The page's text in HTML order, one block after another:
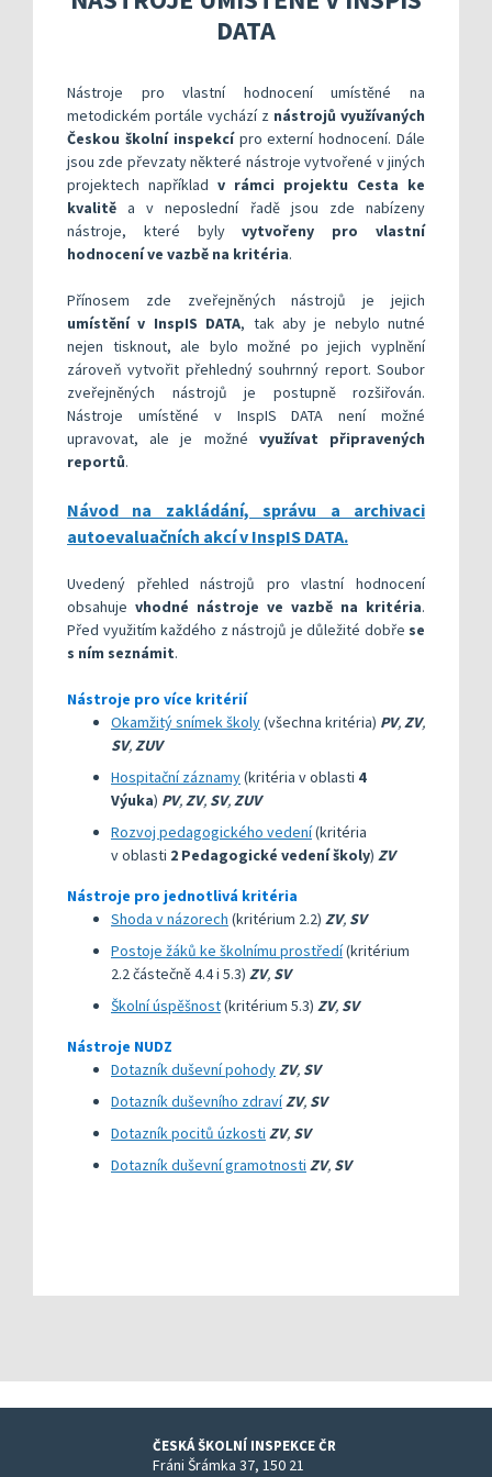
Další náměty pro realizaci vlastního hodnocení
Přehled nástrojů podle kritérií
Aktivní škola – podpora
Vybrané nástroje pro realizaci externího
KOMPAS s mentorskou podporou: Cílená
Rok v ředitelně
Metodická
Informační
Publikace s
Příklady
DATA
Nástroje pro vlastní hodnocení umístěné na
metodickém portále vychází z nástrojů využívaných
Českou školní inspekcípro externí hodnocení. Dále
jsou zde převzaty některé nástroje vytvořené v jiných
projektech například v rámci projektu Cesta ke
kvalitě a v neposlední řadě jsou zde nabízeny
nástroje, které bylyvytvořeny pro vlastní
hodnocení ve vazbě na kritéria.
Přínosem zde zveřejněných nástrojů je jejich
umístění v InspIS DATA, tak aby je nebylo nutné
nejen tisknout, ale bylo možné po jejich vyplnění
zároveň vytvořit přehledný souhrnný report. Soubor
zveřejněných nástrojů je postupně rozšiřován.
Nástroje umístěné v InspIS DATA není možné
upravovat, ale je možné využívat připravených
reportů.
Návod na zakládání, správu a archivaci
autoevaluačních akcí v InspIS DATA.
Uvedený přehled nástrojů pro vlastní hodnocení
obsahuje vhodné nástroje ve vazbě na kritéria.
Před využitím každého z nástrojů je důležité dobře se
s ním seznámit.
Nástroje pro více kritérií
Okamžitý snímek školy(všechna kritéria) PV,ZV,
SV,ZUV
Hospitační záznamy(kritéria v oblasti 4
Výuka) PV,ZV, SV,ZUV
Rozvoj pedagogického vedení(kritéria
v oblasti 2 Pedagogické vedení školy) ZV
Nástroje pro jednotlivá kritéria
Shoda v názorech (kritérium 2.2) ZV, SV
Postoje žáků ke školnímu prostředí(kritérium
2.2 částečně 4.4 i 5.3) ZV, SV
Školní úspěšnost(kritérium 5.3) ZV, SV
Nástroje NUDZ
Dotazník duševní pohodyZV, SV
Dotazník duševního zdravíZV, SV
Dotazník pocitů úzkosti ZV, SV
Dotazník duševní gramotnosti ZV, SV
ČESKÁ ŠKOLNÍ INSPEKCE ČR
Fráni Šrámka 37, 150 21